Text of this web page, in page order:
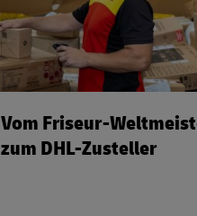
Vom Friseur-
zum DHL-Zusteller